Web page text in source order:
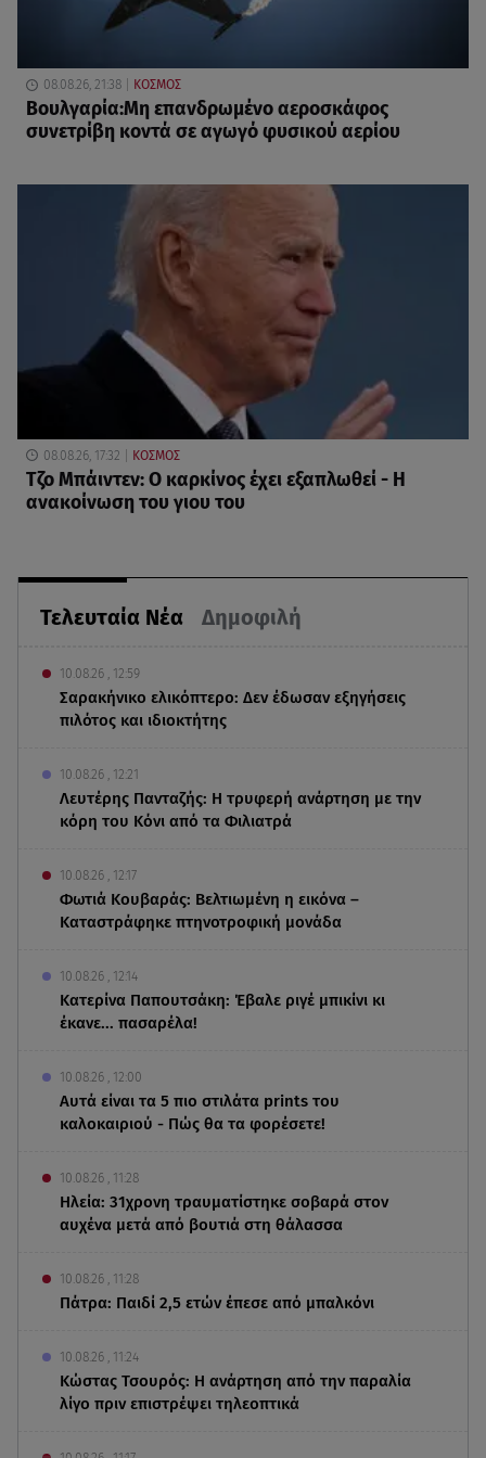
Τελευταία Νέα Δημοφιλή
10.08.26 , 12:59
Σαρακήνικο ελικόπτερο: Δεν έδωσαν εξηγήσεις
πιλότος και ιδιοκτήτης
10.08.26 , 12:21
Λευτέρης Πανταζής: Η τρυφερή ανάρτηση με την
κόρη του Κόνι από τα Φιλιατρά
10.08.26 , 12:17
Φωτιά Κουβαράς: Βελτιωμένη η εικόνα –
Καταστράφηκε πτηνοτροφική μονάδα
10.08.26 , 12:14
Κατερίνα Παπουτσάκη: Έβαλε ριγέ μπικίνι κι
έκανε... πασαρέλα!
10.08.26 , 12:00
Αυτά είναι τα 5 πιο στιλάτα prints του
καλοκαιριού - Πώς θα τα φορέσετε!
10.08.26 , 11:28
Ηλεία: 31χρονη τραυματίστηκε σοβαρά στον
αυχένα μετά από βουτιά στη θάλασσα
10.08.26 , 11:28
Πάτρα: Παιδί 2,5 ετών έπεσε από μπαλκόνι
10.08.26 , 11:24
Κώστας Τσουρός: Η ανάρτηση από την παραλία
λίγο πριν επιστρέψει τηλεοπτικά
08.08.26, 21:38 ΚΟΣΜΟΣ
Βουλγαρία:Μη επανδρωμένο αεροσκάφος
συνετρίβη κοντά σε αγωγό φυσικού αερίου
08.08.26, 17:32 ΚΟΣΜΟΣ
Τζο Μπάιντεν: Ο καρκίνος έχει εξαπλωθεί - Η
ανακοίνωση του γιου του